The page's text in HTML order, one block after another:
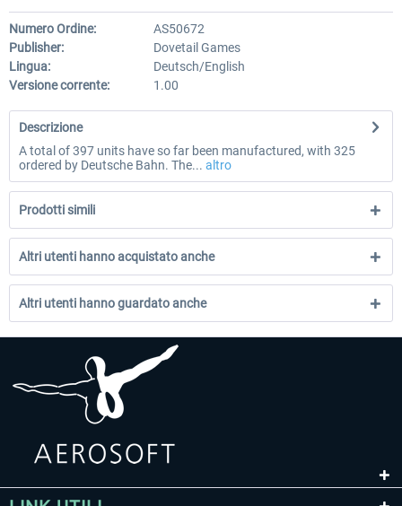
Numero Ordine:
AS50672
Publisher:
Dovetail Games
Lingua:
Deutsch/English
Versione corrente:
1.00
Descrizione
A total of 397 units have so far been manufactured, with 325
ordered by Deutsche Bahn. The... altro
Prodotti simili
Altri utenti hanno acquistato anche
Altri utenti hanno guardato anche